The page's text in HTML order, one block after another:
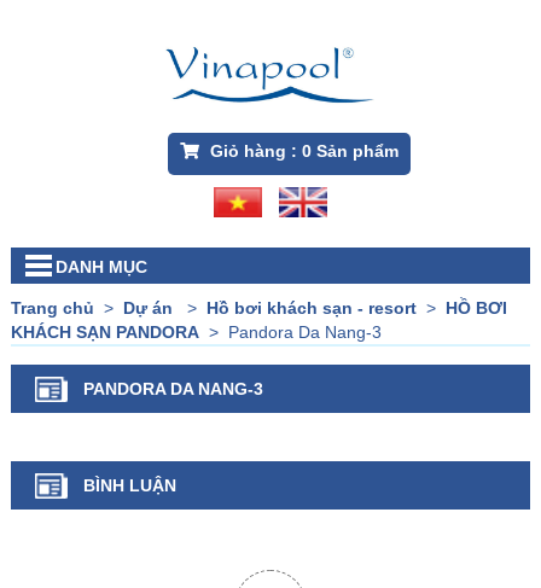
Giỏ hàng : 0Sản phẩm
DANH MỤC
Trang chủ > Dự án > Hồ bơi khách sạn - resort> HỒ BƠI
KHÁCH SẠN PANDORA> Pandora Da Nang-3
PANDORA DA NANG-3
BÌNH LUẬN